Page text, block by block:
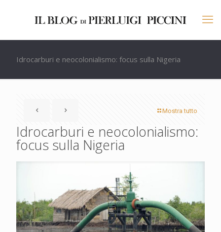
Idrocarburi e neocolonialismo: focus sulla Nigeria
Mostra tutto
Idrocarburi e neocolonialismo:
focus sulla Nigeria